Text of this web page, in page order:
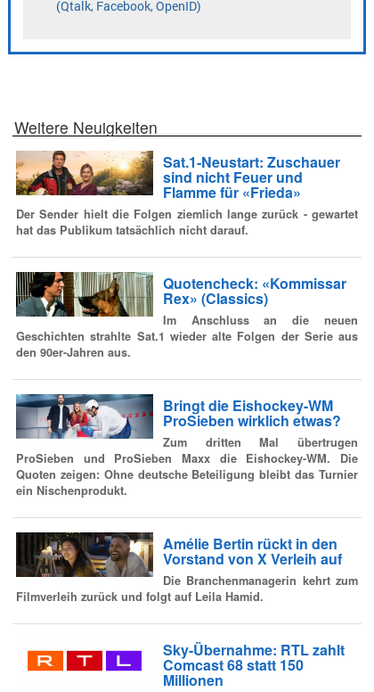
Weitere Neuigkeiten
Sat.1-Neustart: Zuschauer
sind nicht Feuer und
Flamme für «Frieda»
Der Sender hielt die Folgen ziemlich lange zurück - gewartet
hat das Publikum tatsächlich nicht darauf.
Quotencheck: «Kommissar
Rex» (Classics)
Im Anschluss an die neuen
Geschichten strahlte Sat.1 wieder alte Folgen der Serie aus
den 90er-Jahren aus.
Bringt die Eishockey-WM
ProSieben wirklich etwas?
Zum dritten Mal übertrugen
ProSieben und ProSieben Maxx die Eishockey-WM. Die
Quoten zeigen: Ohne deutsche Beteiligung bleibt das Turnier
ein Nischenprodukt.
Amélie Bertin rückt in den
Vorstand von X Verleih auf
Die Branchenmanagerin kehrt zum
Filmverleih zurück und folgt auf Leila Hamid.
Sky-Übernahme: RTL zahlt
Comcast 68 statt 150
Millionen